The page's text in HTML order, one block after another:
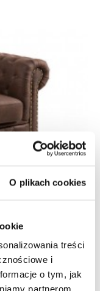
O plikach cookies
treści
i
o tym, jak
partnerom